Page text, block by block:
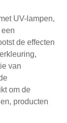
UV-lampen,
de effecten
van
om de
producten